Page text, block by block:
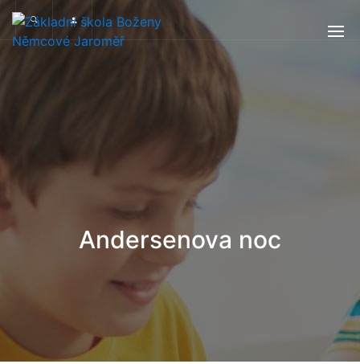
Andersenova noc